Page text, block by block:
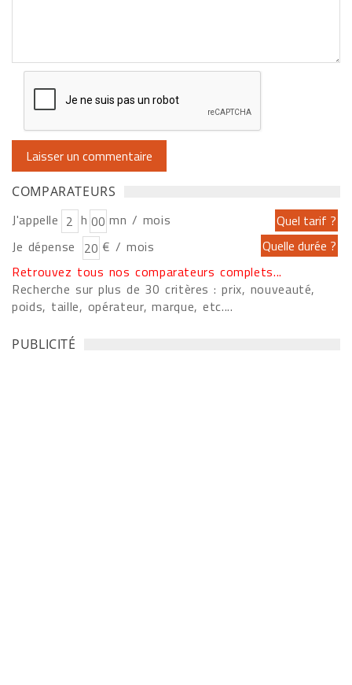
COMPARATEURS
J'appelle h
mn / mois
Je dépense
€ / mois
Retrouvez tous nos comparateurs complets...
Recherche sur plus de 30 critères : prix, nouveauté,
poids, taille, opérateur, marque, etc....
PUBLICITÉ